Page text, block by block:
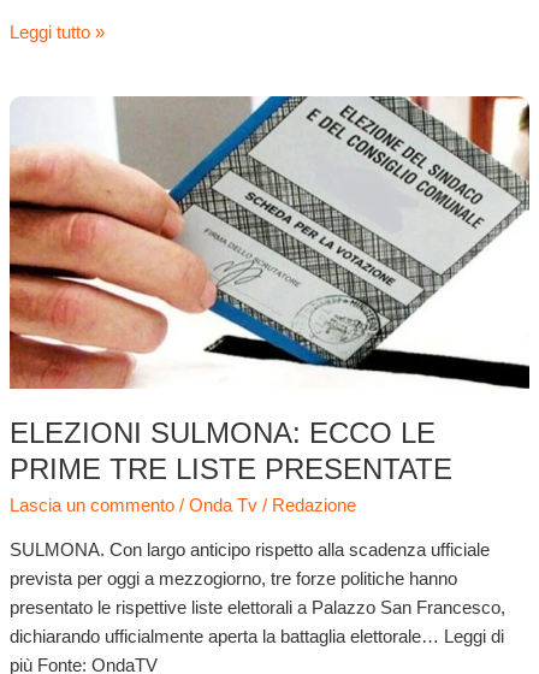
Leggi tutto »
ELEZIONI SULMONA: ECCO LE
PRIME TRE LISTE PRESENTATE
Lascia un commento / Onda Tv/ Redazione
SULMONA. Con largo anticipo rispetto alla scadenza ufficiale
prevista per oggi a mezzogiorno, tre forze politiche hanno
presentato le rispettive liste elettorali a Palazzo San Francesco,
dichiarando ufficialmente aperta la battaglia elettorale… Leggi di
più Fonte: OndaTV
Elezioni
ecco
le
prime
liste
presentate